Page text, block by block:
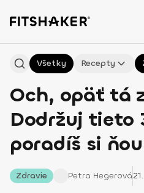
Všetky Recepty
Och, opäť tá
Dodržuj tieto
poradíš si
Zdravie Petra Hegerová